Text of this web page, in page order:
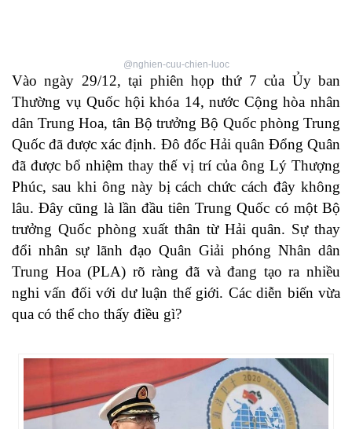
@nghien-cuu-chien-luoc
Vào ngày 29/12, tại phiên họp thứ 7 của Ủy ban
Thường vụ Quốc hội khóa 14, nước Cộng hòa nhân
dân Trung Hoa, tân Bộ trưởng Bộ Quốc phòng Trung
Quốc đã được xác định. Đô đốc Hải quân Đổng Quân
đã được bổ nhiệm thay thế vị trí của ông Lý Thượng
Phúc, sau khi ông này bị cách chức cách đây không
lâu. Đây cũng là lần đầu tiên Trung Quốc có một Bộ
trưởng Quốc phòng xuất thân từ Hải quân. Sự thay
đổi nhân sự lãnh đạo Quân Giải phóng Nhân dân
Trung Hoa (PLA) rõ ràng đã và đang tạo ra nhiều
nghi vấn đối với dư luận thế giới. Các diễn biến vừa
qua có thể cho thấy điều gì?